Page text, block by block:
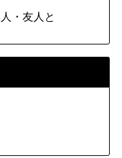
ジョン
・友人と